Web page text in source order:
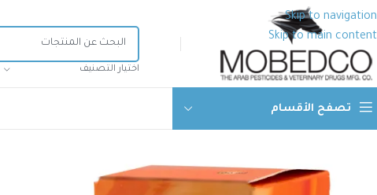
Skip to navigation
Skip to main content
اختيار التصنيف
تصفح الأقسام